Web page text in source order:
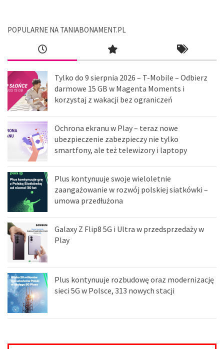
POPULARNE NA TANIABONAMENT.PL
Tylko do 9 sierpnia 2026 – T-Mobile – Odbierz
darmowe 15 GB w Magenta Moments i
korzystaj z wakacji bez ograniczeń
Ochrona ekranu w Play – teraz nowe
ubezpieczenie zabezpieczy nie tylko
smartfony, ale też telewizory i laptopy
Plus kontynuuje swoje wieloletnie
zaangażowanie w rozwój polskiej siatkówki –
umowa przedłużona
Galaxy Z Flip8 5G i Ultra w przedsprzedaży w
Play
Plus kontynuuje rozbudowę oraz modernizację
sieci 5G w Polsce, 313 nowych stacji